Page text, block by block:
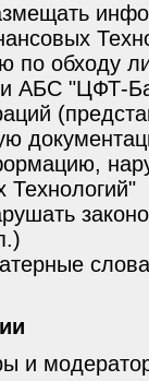
по обходу
АБС "ЦФТ-
Технологий"
и